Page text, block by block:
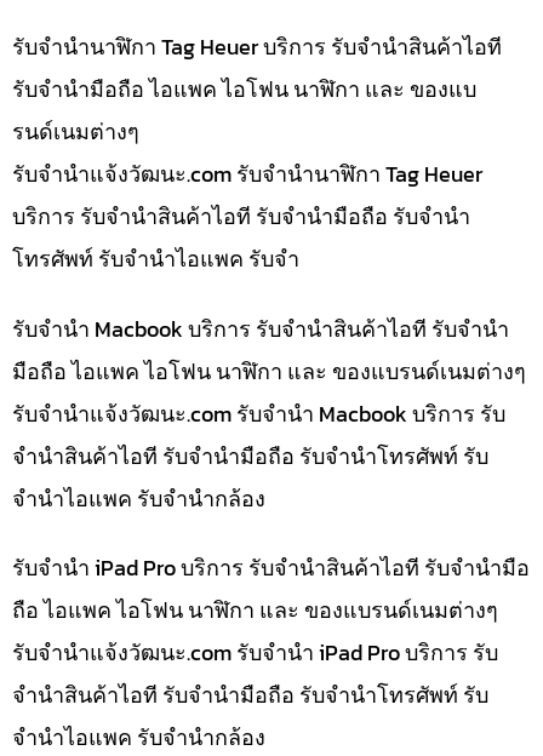
รับจำนำนาฬิกา Tag Heuer บริการ รับจำนำสินค้าไอที
รับจำนำมือถือ ไอแพค ไอโฟน นาฬิกา และ ของแบ
รนด์เนมต่างๆ
รับจํานําแจ้งวัฒนะ.com รับจำนำนาฬิกา Tag Heuer
บริการ รับจำนำสินค้าไอที รับจำนำมือถือ รับจำนำ
โทรศัพท์ รับจำนำไอแพค รับจำ
รับจำนำ Macbook บริการ รับจำนำสินค้าไอที รับจำนำ
มือถือ ไอแพค ไอโฟน นาฬิกา และ ของแบรนด์เนมต่างๆ
รับจํานําแจ้งวัฒนะ.com รับจำนำ Macbook บริการ รับ
จำนำสินค้าไอที รับจำนำมือถือ รับจำนำโทรศัพท์ รับ
จำนำไอแพค รับจำนำกล้อง
รับจำนำ iPad Pro บริการ รับจำนำสินค้าไอที รับจำนำมือ
ถือ ไอแพค ไอโฟน นาฬิกา และ ของแบรนด์เนมต่างๆ
รับจํานําแจ้งวัฒนะ.com รับจำนำ iPad Pro บริการ รับ
จำนำสินค้าไอที รับจำนำมือถือ รับจำนำโทรศัพท์ รับ
จำนำไอแพค รับจำนำกล้อง